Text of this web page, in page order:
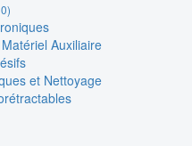
Auxiliaire
et Nettoyage